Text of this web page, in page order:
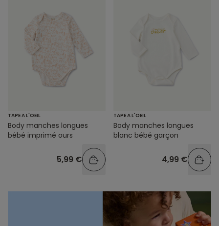
TAPE A L'OEIL
Body manches longues
bébé imprimé ours
5,99 €
TAPE A L'OEIL
Body manches longues
blanc bébé garçon
4,99 €